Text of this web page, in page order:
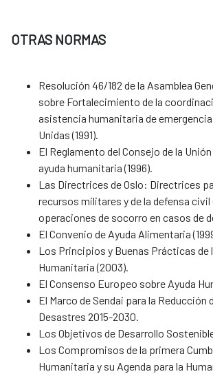
OTRAS NORMAS
Resolución 46/182 de la Asamblea
sobre Fortalecimiento de la
asistencia humanitaria de
Unidas (1991).
El Reglamento del Consejo de la
ayuda humanitaria (1996).
Las Directrices de Oslo: Directrices
recursos militares y de la defensa
operaciones de socorro en casos de
El Convenio de Ayuda Alimentaria
Los Principios y Buenas Prácticas de
Humanitaria (2003).
El Consenso Europeo sobre Ayuda
El Marco de Sendai para la Reducción
Desastres 2015-2030.
Los Objetivos de Desarrollo
Los Compromisos de la primera
Humanitaria y su Agenda para la